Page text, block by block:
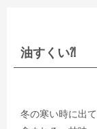
油すくい⁈
冬の寒い時に出